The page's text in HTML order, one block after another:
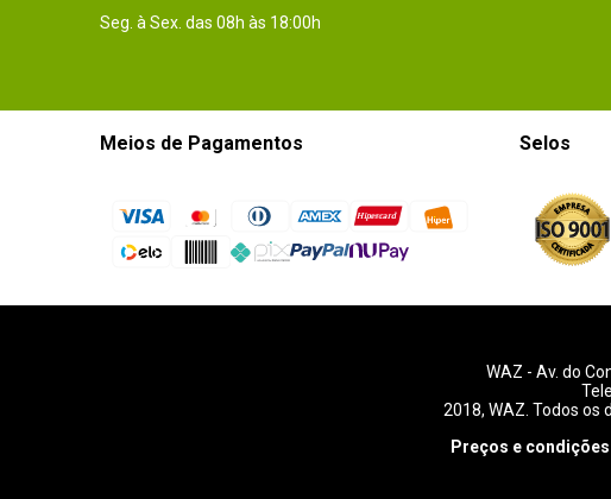
Seg. à Sex. das 08h às 18:00h
Meios de Pagamentos Selos
WAZ - Av. do
2018, WAZ. Todos os
Preços e